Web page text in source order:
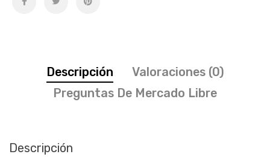
Descripción
Valoraciones (0)
Preguntas De Mercado Libre
Descripción